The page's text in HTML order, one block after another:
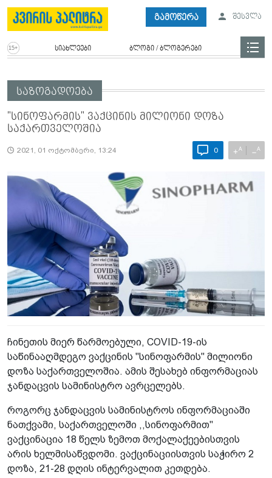
გამოწერა შესვლა
სიახლეები ბლოგი / ბლოგერები
საზოგადოება
"სინოფარმის" ვაქცინის მილიონი დოზა
საქართველოშია
2021, 01 ოქტომბერი, 13:24 0 +A −A
ჩინეთის მიერ წარმოებული, COVID-19-ის
საწინააღმდეგო ვაქცინის "სინოფარმის" მილიონი
დოზა საქართველოშია. ამის შესახებ ინფორმაციას
ჯანდაცვის სამინისტრო ავრცელებს.
როგორც ჯანდაცვის სამინისტროს ინფორმაციაში
ნათქვამი, საქართველოში ,,სინოფარმით"
ვაქცინაცია 18 წელს ზემოთ მოქალაქეებისთვის
არის ხელმისაწვდომი. ვაქცინაციისთვის საჭირო 2
დოზა, 21-28 დღის ინტერვალით კეთდება.